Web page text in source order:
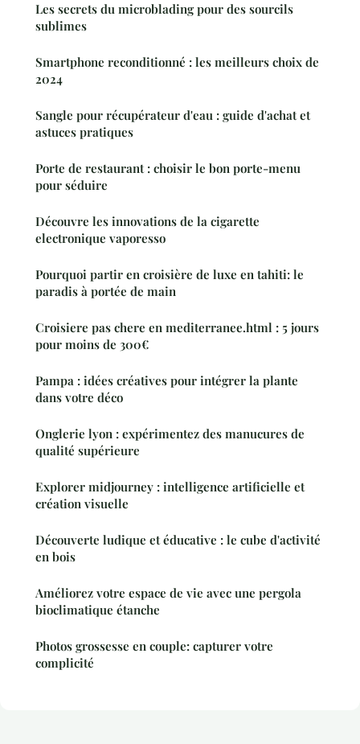
Les secrets du microblading pour des sourcils
sublimes
Smartphone reconditionné : les meilleurs choix de
2024
Sangle pour récupérateur d'eau : guide d'achat et
astuces pratiques
Porte de restaurant : choisir le bon porte-menu
pour séduire
Découvre les innovations de la cigarette
electronique vaporesso
Pourquoi partir en croisière de luxe en tahiti: le
paradis à portée de main
Croisiere pas chere en mediterranee.html : 5 jours
pour moins de 300€
Pampa : idées créatives pour intégrer la plante
dans votre déco
Onglerie lyon : expérimentez des manucures de
qualité supérieure
Explorer midjourney : intelligence artificielle et
création visuelle
Découverte ludique et éducative : le cube d'activité
en bois
Améliorez votre espace de vie avec une pergola
bioclimatique étanche
Photos grossesse en couple: capturer votre
complicité